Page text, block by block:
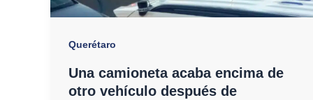
Querétaro
Una camioneta acaba encima de
otro vehículo después de